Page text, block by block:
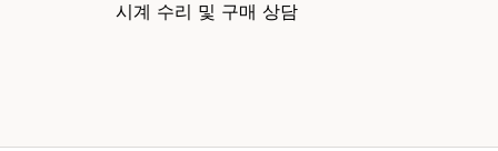
시계 수리 및 구매 상담